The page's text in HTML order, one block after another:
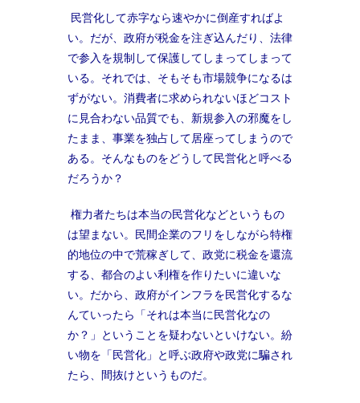
民営化して赤字なら速やかに倒産すればよ
い。だが、政府が税金を注ぎ込んだり、法律
で参入を規制して保護してしまってしまって
いる。それでは、そもそも市場競争になるは
ずがない。消費者に求められないほどコスト
に見合わない品質でも、新規参入の邪魔をし
たまま、事業を独占して居座ってしまうので
ある。そんなものをどうして民営化と呼べる
だろうか？
権力者たちは本当の民営化などというもの
は望まない。民間企業のフリをしながら特権
的地位の中で荒稼ぎして、政党に税金を還流
する、都合のよい利権を作りたいに違いな
い。だから、政府がインフラを民営化するな
んていったら「それは本当に民営化なの
か？」ということを疑わないといけない。紛
い物を「民営化」と呼ぶ政府や政党に騙され
たら、間抜けというものだ。